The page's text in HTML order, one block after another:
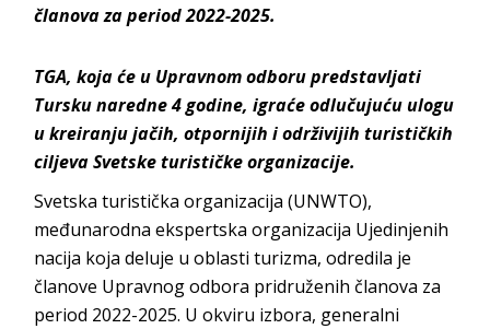
članova za period 2022-2025.
TGA, koja će u Upravnom odboru predstavljati
Tursku naredne 4 godine, igraće odlučujuću ulogu
u kreiranju jačih, otpornijih i održivijih turističkih
ciljeva Svetske turističke organizacije.
Svetska turistička organizacija (UNWTO),
međunarodna ekspertska organizacija Ujedinjenih
nacija koja deluje u oblasti turizma, odredila je
članove Upravnog odbora pridruženih članova za
period 2022-2025. U okviru izbora, generalni